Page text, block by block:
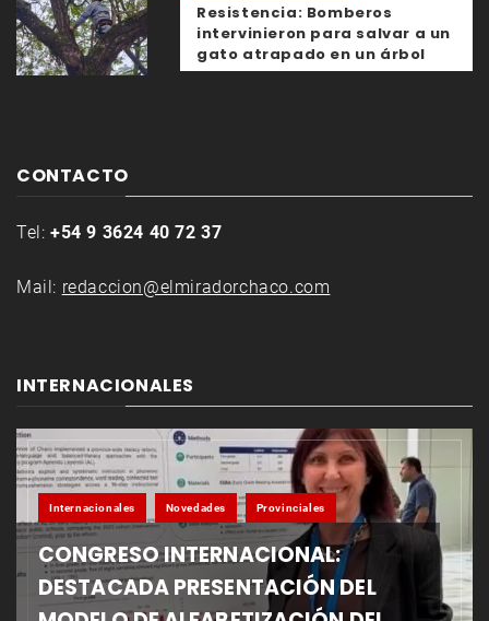
Resistencia: Bomberos
intervinieron para salvar a un
gato atrapado en un árbol
CONTACTO
Tel: +54 9 3624 40 72 37
Mail: redaccion@elmiradorchaco.com
INTERNACIONALES
Internacionales Novedades Provinciales
CONGRESO INTERNACIONAL:
DESTACADA PRESENTACIÓN DEL